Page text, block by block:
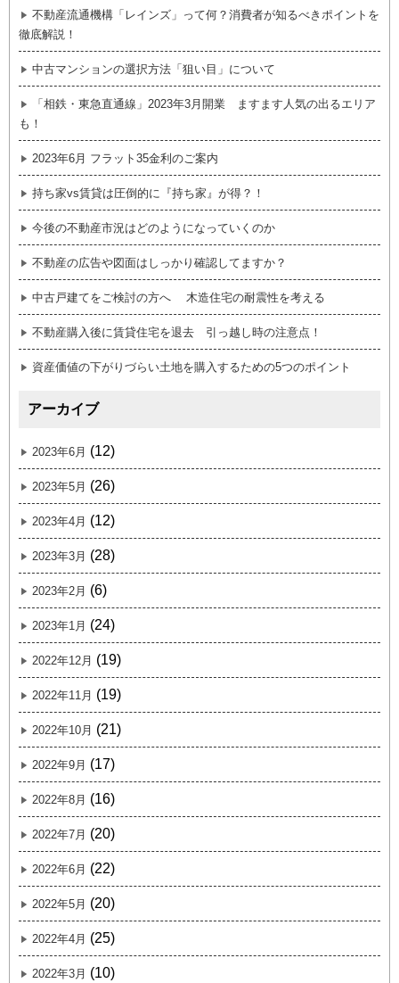
不動産流通機構「レインズ」って何？消費者が知るべきポイントを
徹底解説！
中古マンションの選択方法「狙い目」について
「相鉄・東急直通線」2023年3月開業 ますます人気の出るエリア
も！
2023年6月 フラット35金利のご案内
持ち家vs賃貸は圧倒的に『持ち家』が得？！
今後の不動産市況はどのようになっていくのか
不動産の広告や図面はしっかり確認してますか？
中古戸建てをご検討の方へ 木造住宅の耐震性を考える
不動産購入後に賃貸住宅を退去 引っ越し時の注意点！
資産価値の下がりづらい土地を購入するための5つのポイント
アーカイブ
2023年6月 (12)
2023年5月 (26)
2023年4月 (12)
2023年3月 (28)
2023年2月 (6)
2023年1月 (24)
2022年12月 (19)
2022年11月 (19)
2022年10月 (21)
2022年9月 (17)
2022年8月 (16)
2022年7月 (20)
2022年6月 (22)
2022年5月 (20)
2022年4月 (25)
2022年3月 (10)